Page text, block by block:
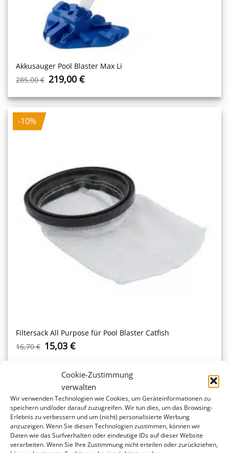
Cookie-Zustimmung
verwalten
Wir verwenden Technologien wie Cookies, um Geräteinformationen zu
speichern und/oder darauf zuzugreifen. Wir tun dies, um das Browsing-
Erlebnis zu verbessern und um (nicht) personalisierte Werbung
anzuzeigen. Wenn Sie diesen Technologien zustimmen, können wir
Daten wie das Surfverhalten oder eindeutige IDs auf dieser Website
verarbeiten. Wenn Sie Ihre Zustimmung nicht erteilen oder zurückziehen,
Akkusauger Pool Blaster Max Li
285,00€ Ursprünglicher
Preis
war:
285,00 €
219,00€Aktueller
ist:
219,00 €.
-10%
Filtersack All Purpose für Pool Blaster Catfish
16,70€ Ursprünglicher
Preis
16,70 €
15,03€Aktueller
15,03 €.